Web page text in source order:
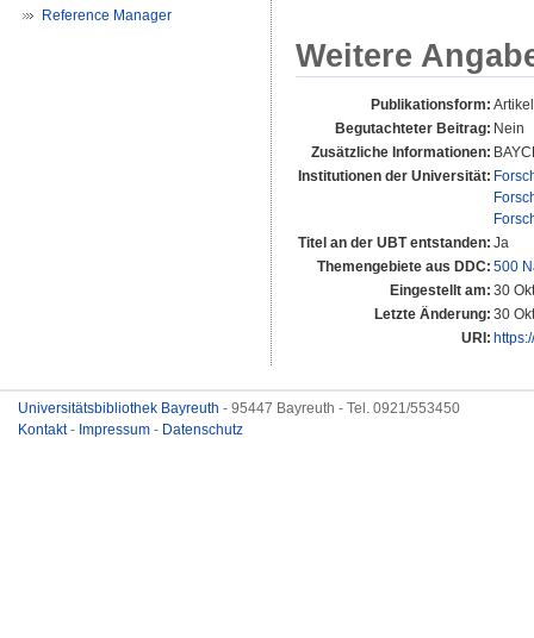
Reference Manager
Weitere
Publikationsform:
Begutachteter Beitrag: Nein
Zusätzliche Informationen:
Institutionen der Universität:
Titel an der UBT entstanden: Ja
Themengebiete aus DDC: 500
Eingestellt am: 30
Letzte Änderung: 30
URI:
Universitätsbibliothek Bayreuth - 95447 Bayreuth - Tel. 0921/553450
Kontakt- Impressum - Datenschutz